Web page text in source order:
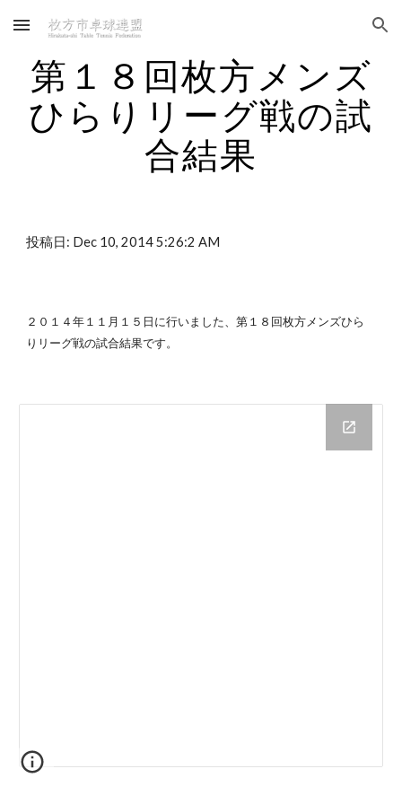
Skip to main content Skip to navigation
第１８回枚方メンズ
ひらりリーグ戦の試
合結果
投稿日: Dec 10, 2014 5:26:2 AM
２０１４年１１月１５日に行いました、第１８回枚方メンズひら
りリーグ戦の試合結果です。